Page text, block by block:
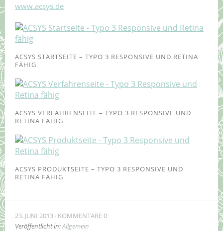
www.acsys.de
ACSYS STARTSEITE – TYPO 3 RESPONSIVE UND RETINA
FÄHIG
ACSYS VERFAHRENSEITE – TYPO 3 RESPONSIVE UND
RETINA FÄHIG
ACSYS PRODUKTSEITE – TYPO 3 RESPONSIVE UND
RETINA FÄHIG
23. JUNI 2013 KOMMENTARE 0
Veröffentlicht in:Allgemein